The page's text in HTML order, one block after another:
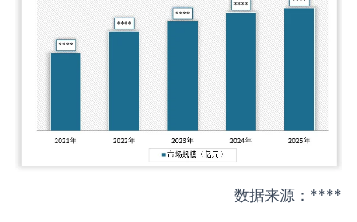
数据来源：****